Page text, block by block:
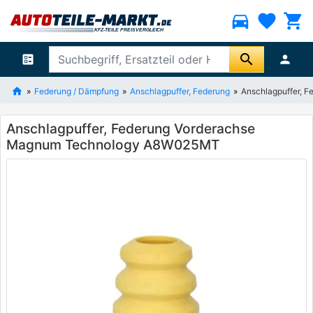
directions_car favorite shopping_cart
ballot search person
Federung / Dämpfung Anschlagpuffer, Federung Anschlagpuffer,
Anschlagpuffer, Federung Vorderachse
Magnum Technology A8W025MT